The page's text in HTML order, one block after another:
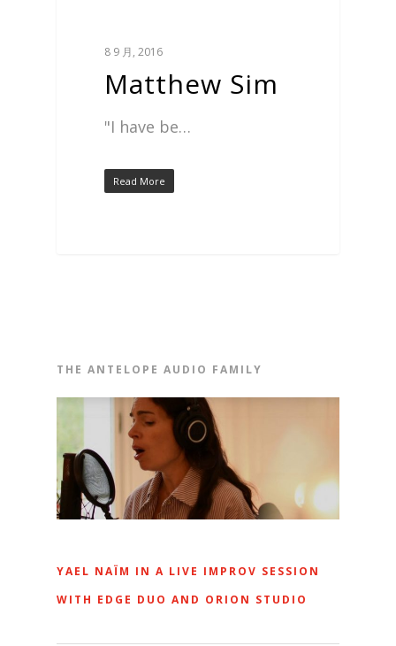
8 9 月, 2016
Matthew Sim
"I have be…
Read More
THE ANTELOPE AUDIO FAMILY
YAEL NAÏM IN A LIVE IMPROV SESSION
WITH EDGE DUO AND ORION STUDIO